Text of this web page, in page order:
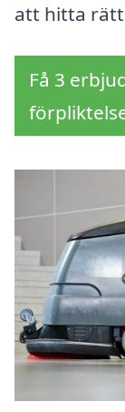
att hitta
Få 3